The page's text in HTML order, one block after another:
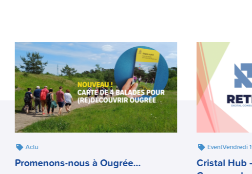
Actu
Promenons-nous à Ougrée…
EventVendredi
Cristal Hub